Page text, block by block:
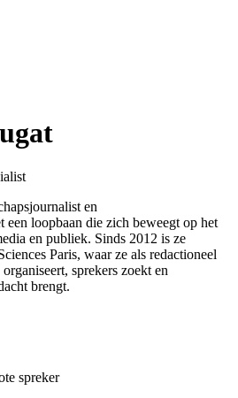
en
een loopbaan die zich beweegt op het
en publiek. Sinds 2012 is ze
Paris, waar ze als redactioneel
sprekers zoekt en
brengt.
spreker